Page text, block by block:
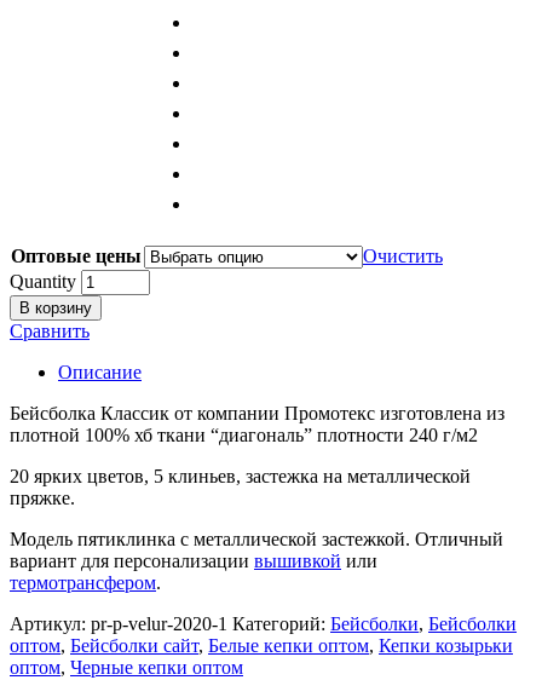
Оптовые цены
Очистить
Quantity
В корзину
Сравнить
Описание
Бейсболка Классик от компании Промотекс изготовлена из
плотной 100% хб ткани “диагональ” плотности 240 г/м2
20 ярких цветов, 5 клиньев, застежка на металлической
пряжке.
Модель пятиклинка с металлической застежкой. Отличный
вариант для персонализации вышивкой или
термотрансфером.
Артикул: pr-p-velur-2020-1 Категорий: Бейсболки, Бейсболки
оптом, Бейсболки сайт, Белые кепки оптом, Кепки козырьки
оптом, Черные кепки оптом